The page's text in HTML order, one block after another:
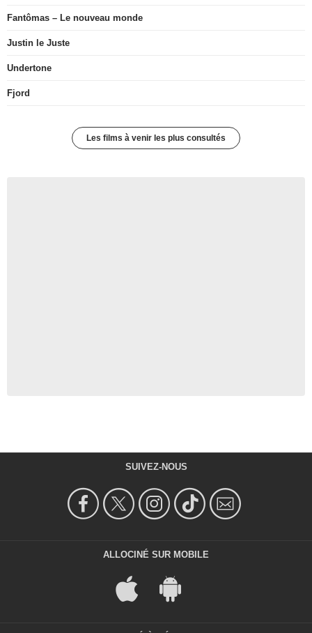
Fantômas – Le nouveau monde
Justin le Juste
Undertone
Fjord
Les films à venir les plus consultés
SUIVEZ-NOUS
ALLOCINÉ SUR MOBILE